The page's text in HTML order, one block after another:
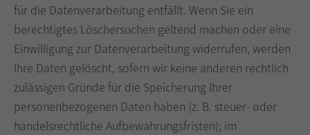
für die Datenverarbeitung entfällt. Wenn Sie ein
berechtigtes Löschersuchen geltend machen oder eine
Einwilligung zur Datenverarbeitung widerrufen, werden
Ihre Daten gelöscht, sofern wir keine anderen rechtlich
zulässigen Gründe für die Speicherung Ihrer
personenbezogenen Daten haben (z. B. steuer- oder
handelsrechtliche Aufbewahrungsfristen); im